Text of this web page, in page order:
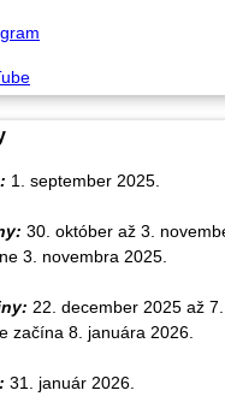
1. september 2025.
30. október až 3.
3. novembra 2025.
: 22. december 2025 až
začína 8. januára 2026.
31. január 2026.